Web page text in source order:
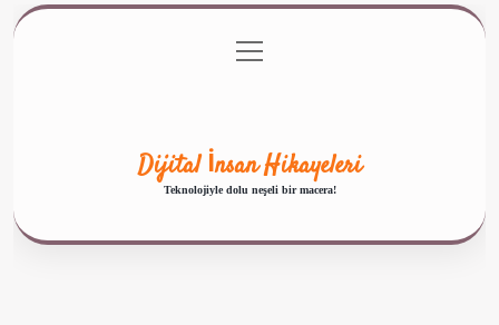
Gizlilik Politikası
menüyü
aç
Dijital İnsan Hikayeleri
Teknolojiyle dolu neşeli bir macera!